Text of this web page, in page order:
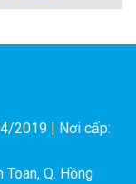
2019 | Nơi cấp:
Q. Hồng